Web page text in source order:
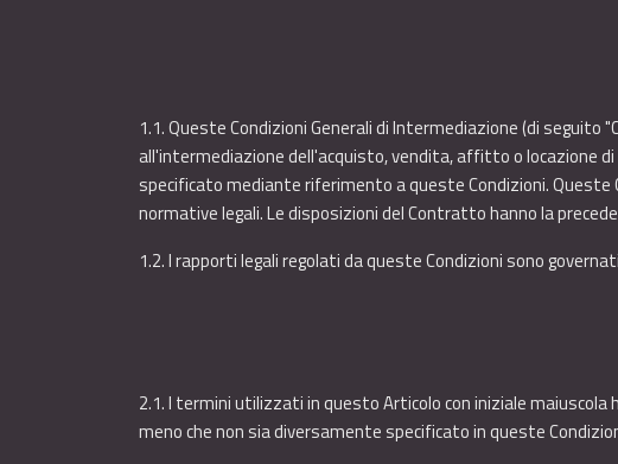
1.1. Queste Condizioni Generali di Intermediazione (di seguito
all'intermediazione dell'acquisto, vendita, affitto o locazione
specificato mediante riferimento a queste Condizioni.
normative legali. Le disposizioni del Contratto hanno la
1.2. I rapporti legali regolati da queste Condizioni sono
2.1. I termini utilizzati in questo Articolo con iniziale
meno che non sia diversamente specificato in queste